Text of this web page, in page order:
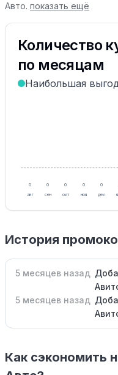
Авто. показать ещё
Количество
по месяцам
Наибольшая
0
авг
0
сен
0
окт
0
ноя
0
дек
История
5 месяцев назад
5 месяцев назад
Как сэкономить